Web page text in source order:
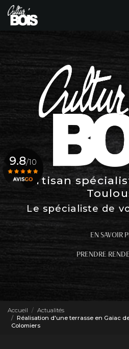
Aller
au
contenu
Artisan
Le spécialiste de
EN SAVOIR
PRENDRE
9.8/10
Accueil
Actualités
Réalisation d'une terrasse en Gaiac
Colomiers